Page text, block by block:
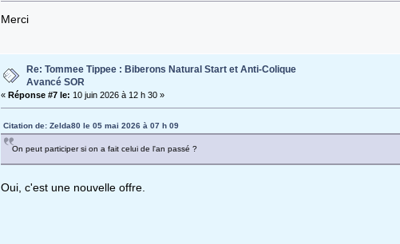
Merci
Re: Tommee Tippee : Biberons Natural Start et Anti-Colique
Avancé SOR
« Réponse #7 le: 10 juin 2026 à 12 h 30 »
Citation de: Zelda80 le 05 mai 2026 à 07 h 09
On peut participer si on a fait celui de l'an passé ?
Oui, c'est une nouvelle offre.